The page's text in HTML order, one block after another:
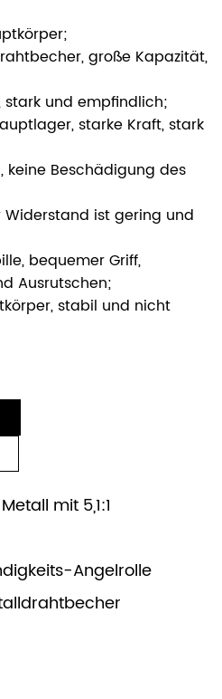
große Kapazität,
stark und empfindlich;
starke Kraft, stark
keine Beschädigung des
Widerstand ist gering und
bequemer Griff,
Ausrutschen;
stabil und nicht
mit 5,1:1
Angelrolle